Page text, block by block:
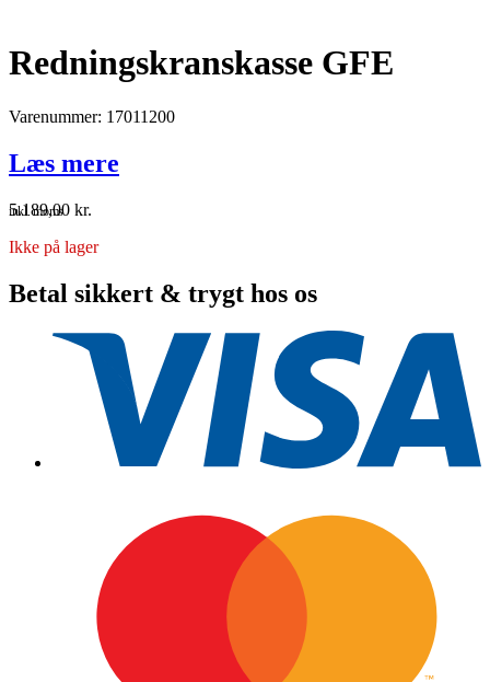
Redningskranskasse GFE
Varenummer: 17011200
Læs mere
5.189,00 kr.
inkl. moms
Ikke på lager
Betal sikkert & trygt hos os